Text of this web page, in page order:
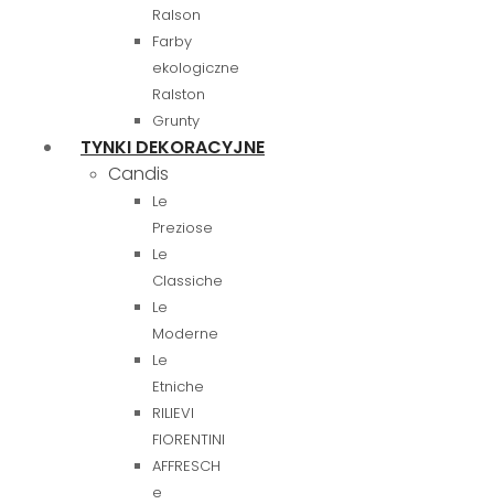
Ralson
Farby
ekologiczne
Ralston
Grunty
TYNKI DEKORACYJNE
Candis
Le
Preziose
Le
Classiche
Le
Moderne
Le
Etniche
RILIEVI
FIORENTINI
AFFRESCH
e